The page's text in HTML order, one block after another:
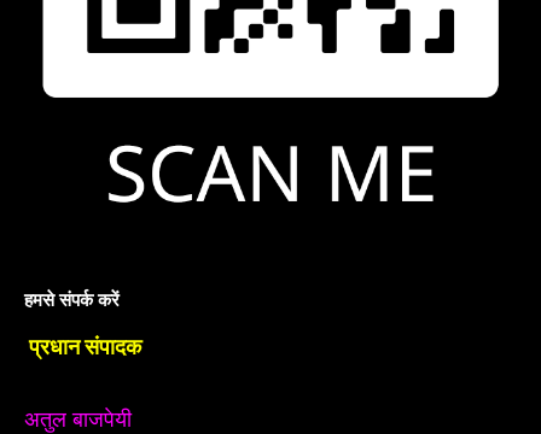
हमसे संपर्क करें
प्रधान संपादक
अतुल बाजपेयी